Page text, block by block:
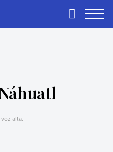
Primary
alta.